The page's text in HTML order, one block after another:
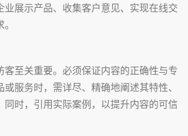
业展示产品、收集客户意见、实现在线交
客至关重要。必须保证内容的正确性与专
服务时，需详尽、精确地阐述其特性、
同时，引用实际案例，以提升内容的可信